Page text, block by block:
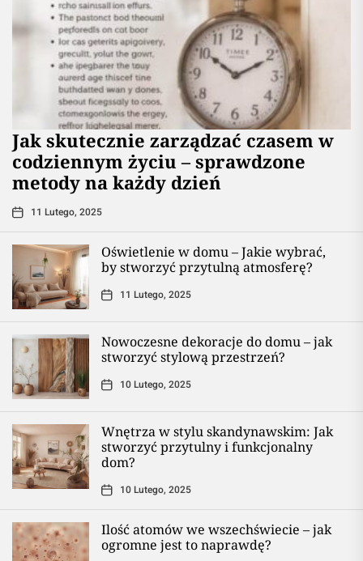
Jak skutecznie zarządzać czasem w
codziennym życiu – sprawdzone
metody na każdy dzień
11 Lutego, 2025
Oświetlenie w domu – Jakie wybrać,
by stworzyć przytulną atmosferę?
11 Lutego, 2025
Nowoczesne dekoracje do domu – jak
stworzyć stylową przestrzeń?
10 Lutego, 2025
Wnętrza w stylu skandynawskim: Jak
stworzyć przytulny i funkcjonalny
dom?
10 Lutego, 2025
Ilość atomów we wszechświecie – jak
ogromne jest to naprawdę?